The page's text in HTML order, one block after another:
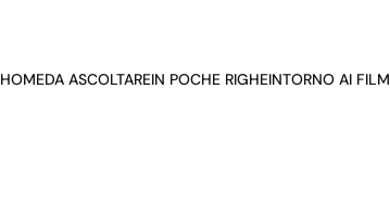
HOMEDA ASCOLTAREIN POCHE RIGHEINTORNO AI FILM